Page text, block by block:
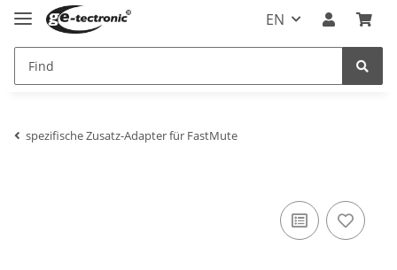
EN
spezifische Zusatz-Adapter für FastMute